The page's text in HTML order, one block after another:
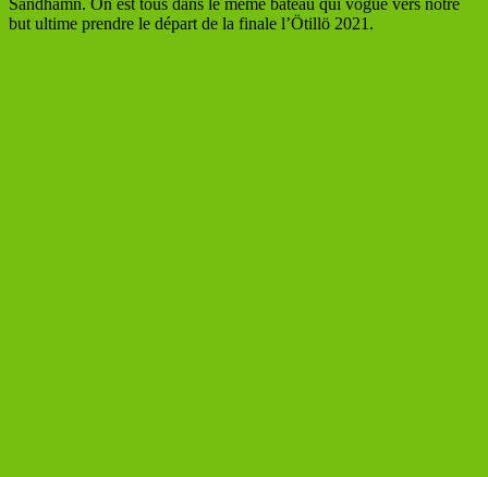
but ultime prendre le départ de la finale l’Ötillö 2021.